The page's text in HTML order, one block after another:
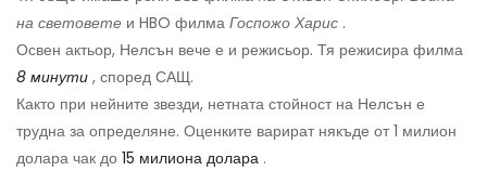
на световете и HBO филма Госпожо Харис .
Освен актьор, Нелсън вече е и режисьор. Тя режисира филма
8 минути , според САЩ.
Както при нейните звезди, нетната стойност на Нелсън е
трудна за определяне. Оценките варират някъде от 1 милион
долара чак до 15 милиона долара .